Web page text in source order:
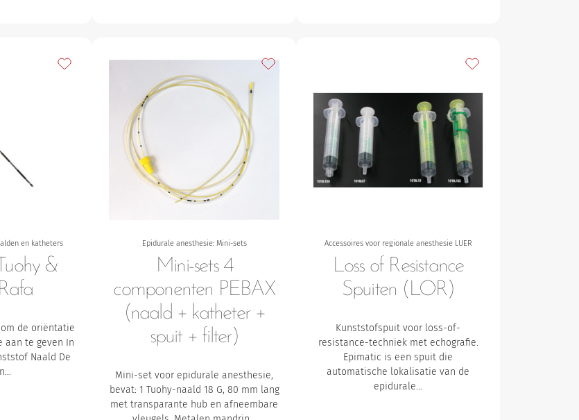
en katheters
&
de oriëntatie
aan te geven In
Naald De
Toevoegen aan mijn favorieten
Epidurale anesthesie: Mini-sets
Mini-sets 4
componenten PEBAX
(naald + katheter +
spuit + filter)
Mini-set voor epidurale anesthesie,
bevat: 1 Tuohy-naald 18 G, 80 mm lang
met transparante hub en afneembare
Toevoegen aan mijn favorieten
Accessoires voor regionale anesthesie LUER
Loss of Resistance
Spuiten (LOR)
Kunststofspuit voor loss-of-
resistance-techniek met echografie.
Epimatic is een spuit die
automatische lokalisatie van de
epidurale…
Toevoegen aan mijn